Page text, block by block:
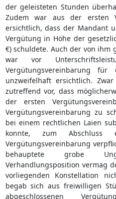
der geleisteten Stunden
Zudem war aus der ersten
ersichtlich, dass der Mandant
Vergütung in Höhe der
€) schuldete. Auch der von ihm
war vor
Vergütungsvereinbarung
unzweifelhaft ersichtlich.
zutreffend vor, dass
der ersten
Vergütungsvereinbarung zu
bei einem rechtlichen Laien
konnte, zum Abschluss
Vergütungsvereinbarung
behauptete grobe
Verhandlungsposition vermag
vorliegenden Konstellation
begab sich aus freiwilligen
abgeschlossenen